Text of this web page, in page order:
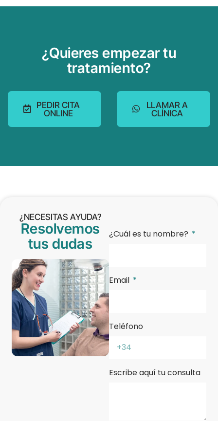
¿Quieres empezar tu
tratamiento?
PEDIR CITA
ONLINE
LLAMAR A
CLÍNICA
¿NECESITAS AYUDA?
Resolvemos
tus dudas
¿Cuál es tu nombre?
Email
Teléfono
Escribe aquí tu consulta